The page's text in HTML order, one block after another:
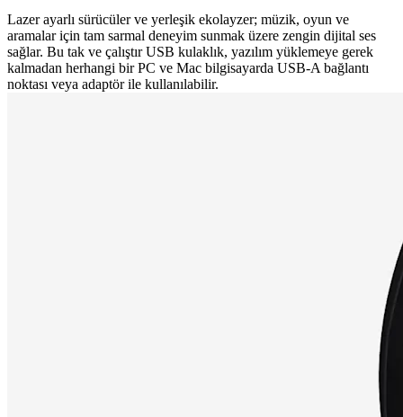
Lazer ayarlı sürücüler ve yerleşik ekolayzer; müzik, oyun ve
aramalar için tam sarmal deneyim sunmak üzere zengin dijital ses
sağlar. Bu tak ve çalıştır USB kulaklık, yazılım yüklemeye gerek
kalmadan herhangi bir PC ve Mac bilgisayarda USB-A bağlantı
noktası veya adaptör ile kullanılabilir.